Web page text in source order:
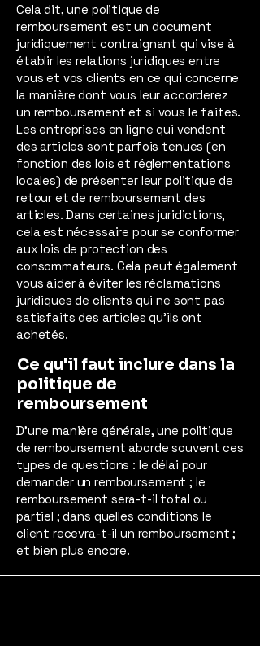
Cela dit, une politique de
remboursement est un document
juridiquement contraignant qui vise à
établir les relations juridiques entre
vous et vos clients en ce qui concerne
la manière dont vous leur accorderez
un remboursement et si vous le faites.
Les entreprises en ligne qui vendent
des articles sont parfois tenues (en
fonction des lois et réglementations
locales) de présenter leur politique de
retour et de remboursement des
articles. Dans certaines juridictions,
cela est nécessaire pour se conformer
aux lois de protection des
consommateurs. Cela peut également
vous aider à éviter les réclamations
juridiques de clients qui ne sont pas
satisfaits des articles qu'ils ont
achetés.
Ce qu'il faut inclure dans la
politique de
remboursement
D'une manière générale, une politique
de remboursement aborde souvent ces
types de questions : le délai pour
demander un remboursement ; le
remboursement sera-t-il total ou
partiel ; dans quelles conditions le
client recevra-t-il un remboursement ;
et bien plus encore.